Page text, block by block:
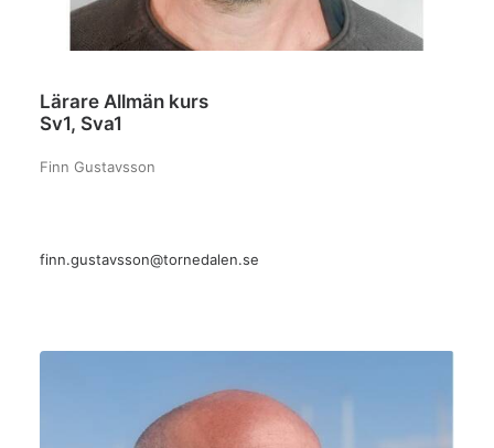
Lärare Allmän kurs
Sv1, Sva1
Finn Gustavsson
finn.gustavsson@tornedalen.se